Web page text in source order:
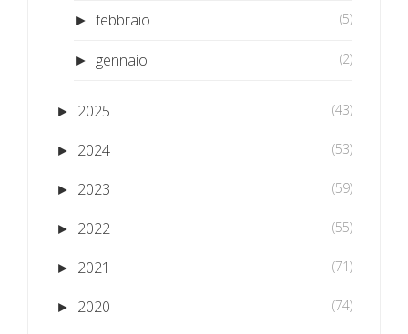
► febbraio (5)
► gennaio (2)
► 2025 (43)
► 2024 (53)
► 2023 (59)
► 2022 (55)
► 2021 (71)
► 2020 (74)